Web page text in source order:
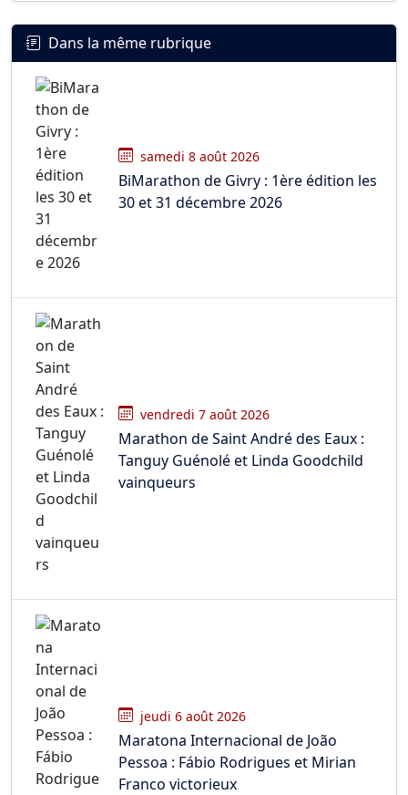
Dans la même rubrique
samedi 8 août 2026
BiMarathon de Givry : 1ère édition les
30 et 31 décembre 2026
vendredi 7 août 2026
Marathon de Saint André des Eaux :
Tanguy Guénolé et Linda Goodchild
vainqueurs
jeudi 6 août 2026
Maratona Internacional de João
Pessoa : Fábio Rodrigues et Mirian
Franco victorieux